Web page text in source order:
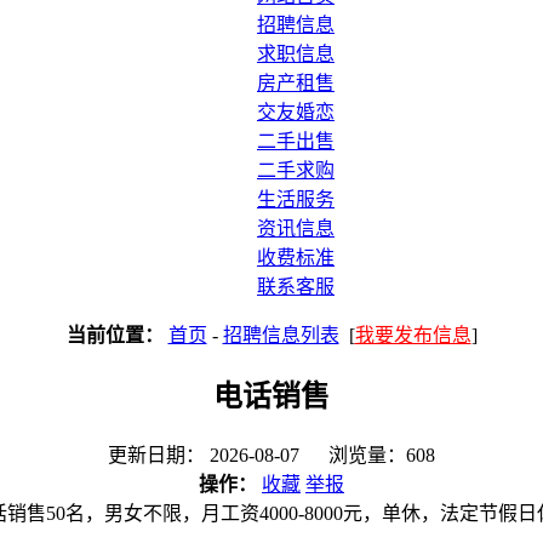
招聘信息
求职信息
房产租售
交友婚恋
二手出售
二手求购
生活服务
资讯信息
收费标准
联系客服
当前位置： 首页 - 招聘信息列表 [我要发布信息]
电话销售
更新日期： 2026-08-07 浏览量：608
操作：
收藏 举报
销售50名，男女不限，月工资4000-8000元，单休，法定节假日